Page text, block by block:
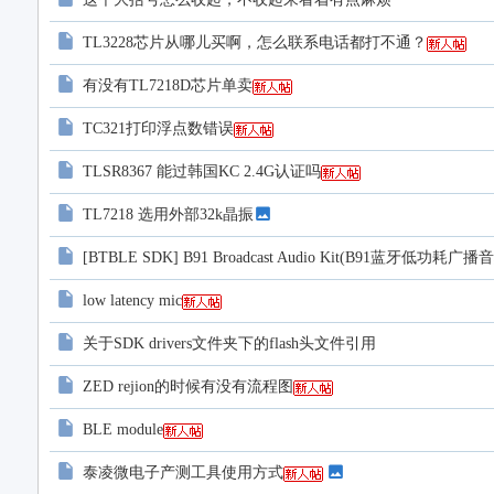
TL3228芯片从哪儿买啊，怎么联系电话都打不通？
有没有TL7218D芯片单卖
TC321打印浮点数错误
TLSR8367 能过韩国KC 2.4G认证吗
TL7218 选用外部32k晶振
[BTBLE SDK] B91 Broadcast Audio Kit(B91蓝牙低功耗广播
low latency mic
关于SDK drivers文件夹下的flash头文件引用
ZED rejion的时候有没有流程图
BLE module
泰凌微电子产测工具使用方式